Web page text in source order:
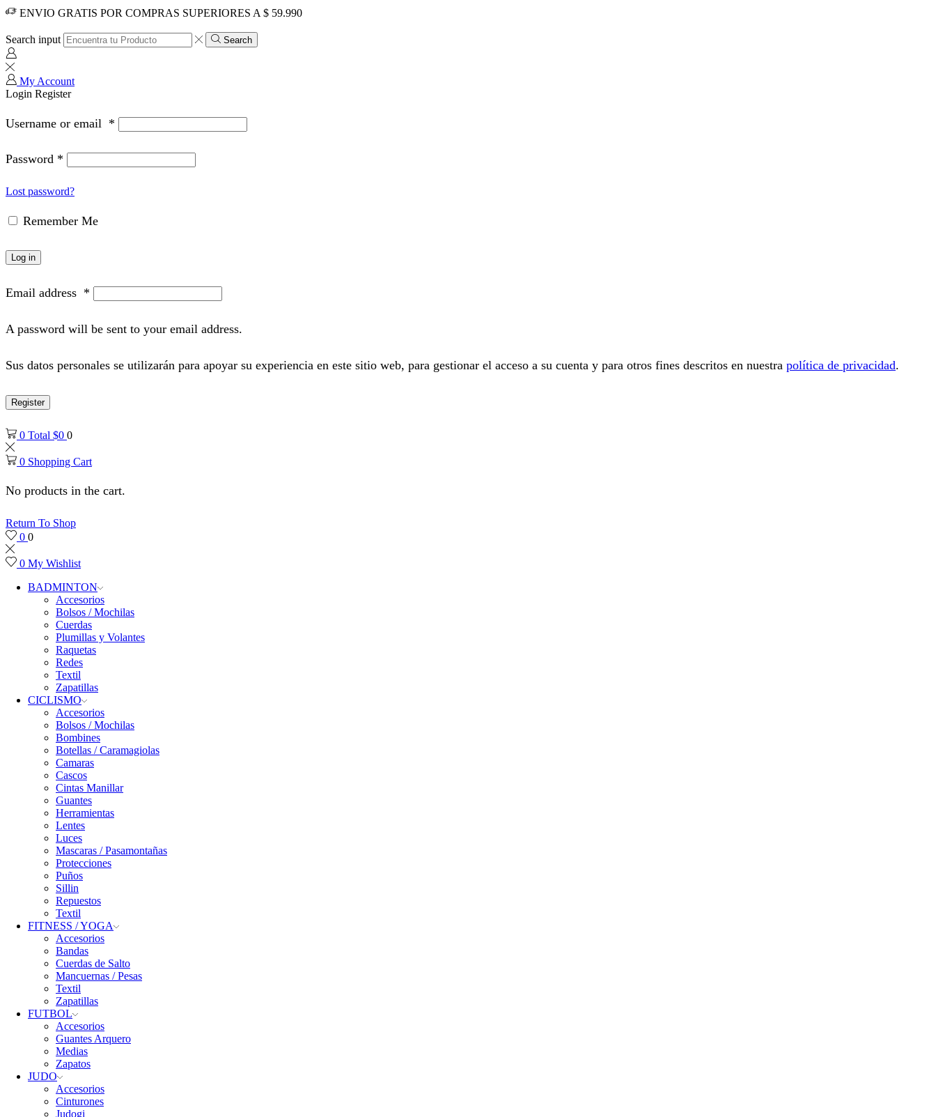
ENVIO GRATIS POR COMPRAS SUPERIORES A $ 59.990
Search input Search
My Account
Login Register
Username or email *
Password *
Lost password?
Remember Me
Log in
Email address *
A password will be sent to your email address.
Sus datos personales se utilizarán para apoyar su experiencia en este sitio web, para gestionar el acceso a su cuenta y para otros fines descritos en nuestra política de privacidad.
Register
0 Total $0 0
0 Shopping Cart
No products in the cart.
Return To Shop
0 0
0 My Wishlist
BADMINTON
Accesorios
Bolsos / Mochilas
Cuerdas
Plumillas y Volantes
Raquetas
Redes
Textil
Zapatillas
CICLISMO
Accesorios
Bolsos / Mochilas
Bombines
Botellas / Caramagiolas
Camaras
Cascos
Cintas Manillar
Guantes
Herramientas
Lentes
Luces
Mascaras / Pasamontañas
Protecciones
Puños
Sillin
Repuestos
Textil
FITNESS / YOGA
Accesorios
Bandas
Cuerdas de Salto
Mancuernas / Pesas
Textil
Zapatillas
FUTBOL
Accesorios
Guantes Arquero
Medias
Zapatos
JUDO
Accesorios
Cinturones
Judogi